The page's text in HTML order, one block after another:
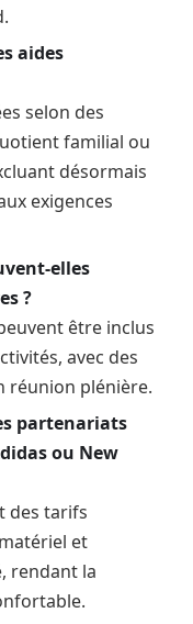
aides
selon des
familial ou
désormais
exigences
elles
?
être inclus
avec des
réunion plénière.
partenariats
ou New
des tarifs
et
rendant la